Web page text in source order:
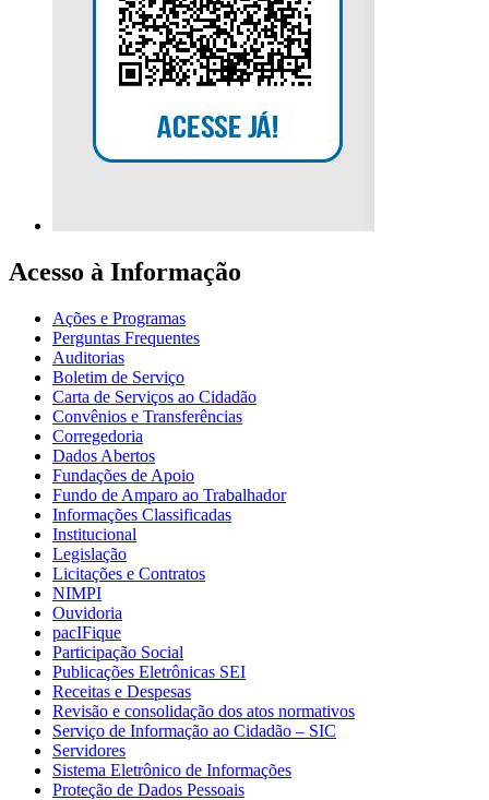
Acesso à Informação
Ações e Programas
Perguntas Frequentes
Auditorias
Boletim de Serviço
Carta de Serviços ao Cidadão
Convênios e Transferências
Corregedoria
Dados Abertos
Fundações de Apoio
Fundo de Amparo ao Trabalhador
Informações Classificadas
Institucional
Legislação
Licitações e Contratos
NIMPI
Ouvidoria
pacIFique
Participação Social
Publicações Eletrônicas SEI
Receitas e Despesas
Revisão e consolidação dos atos normativos
Serviço de Informação ao Cidadão – SIC
Servidores
Sistema Eletrônico de Informações
Proteção de Dados Pessoais